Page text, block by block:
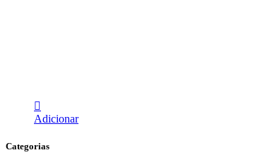
Adicionar
Categorias